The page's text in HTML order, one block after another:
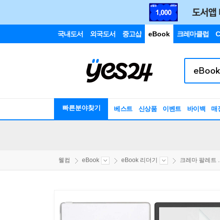
국내도서 외국도서 중고샵 eBook 크레마클럽
빠른분야찾기 베스트 신상품 이벤트 바이백 매
웰컴 eBook eBook 리더기 크레마 팔레트